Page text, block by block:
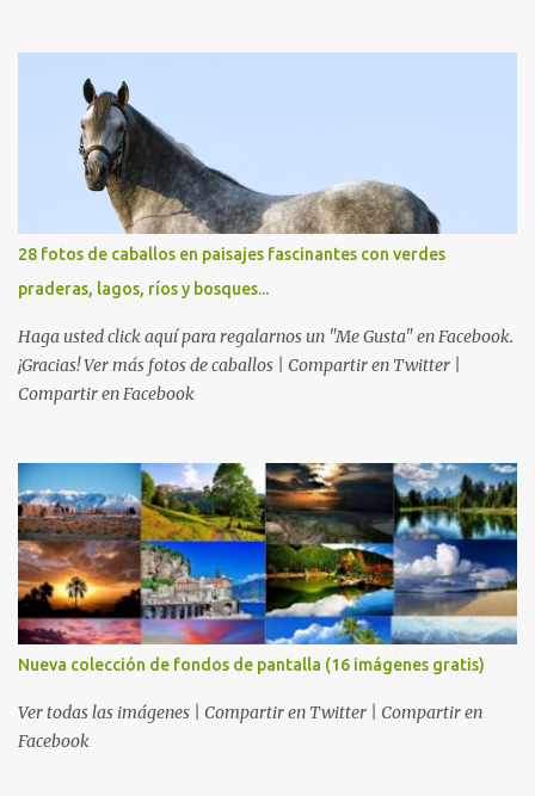
28 fotos de caballos en paisajes fascinantes con verdes
praderas, lagos, ríos y bosques...
Haga usted click aquí para regalarnos un "Me Gusta" en Facebook.
¡Gracias! Ver más fotos de caballos | Compartir en Twitter |
Compartir en Facebook
Nueva colección de fondos de pantalla (16 imágenes gratis)
Ver todas las imágenes | Compartir en Twitter | Compartir en
Facebook